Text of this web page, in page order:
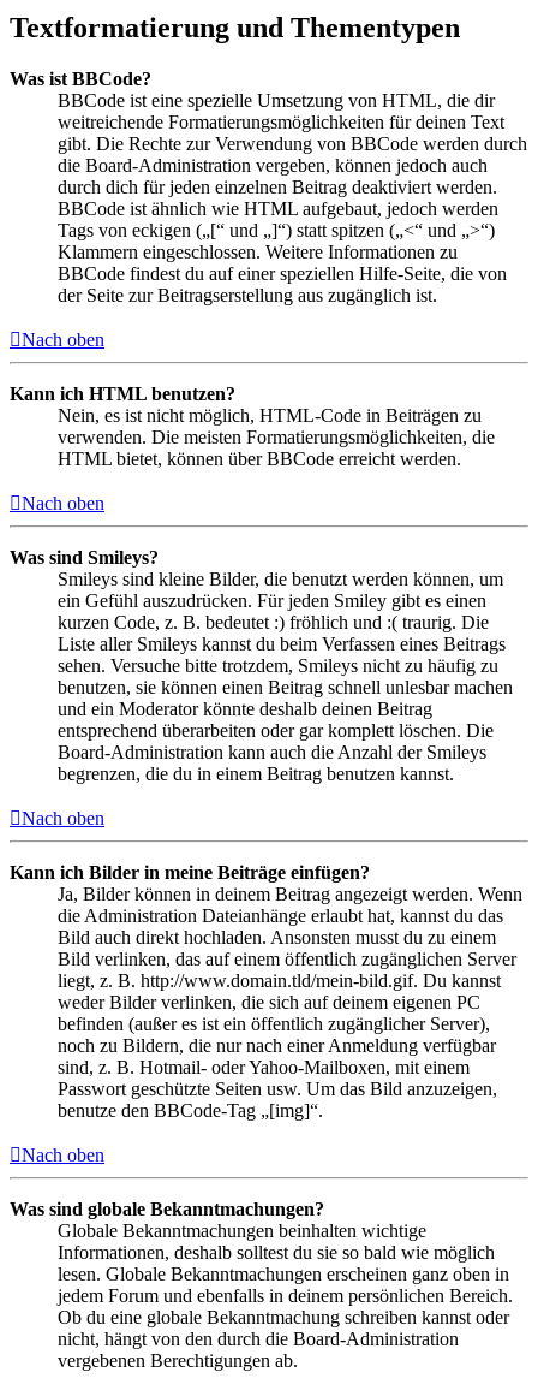
Textformatierung und Thementypen
Was ist BBCode?
BBCode ist eine spezielle Umsetzung von HTML, die dir
weitreichende Formatierungsmöglichkeiten für deinen Text
gibt. Die Rechte zur Verwendung von BBCode werden durch
die Board-Administration vergeben, können jedoch auch
durch dich für jeden einzelnen Beitrag deaktiviert werden.
BBCode ist ähnlich wie HTML aufgebaut, jedoch werden
Tags von eckigen („[“ und „]“) statt spitzen („<“ und „>“)
Klammern eingeschlossen. Weitere Informationen zu
BBCode findest du auf einer speziellen Hilfe-Seite, die von
der Seite zur Beitragserstellung aus zugänglich ist.
Nach oben
Kann ich HTML benutzen?
Nein, es ist nicht möglich, HTML-Code in Beiträgen zu
verwenden. Die meisten Formatierungsmöglichkeiten, die
HTML bietet, können über BBCode erreicht werden.
Nach oben
Was sind Smileys?
Smileys sind kleine Bilder, die benutzt werden können, um
ein Gefühl auszudrücken. Für jeden Smiley gibt es einen
kurzen Code, z. B. bedeutet :) fröhlich und :( traurig. Die
Liste aller Smileys kannst du beim Verfassen eines Beitrags
sehen. Versuche bitte trotzdem, Smileys nicht zu häufig zu
benutzen, sie können einen Beitrag schnell unlesbar machen
und ein Moderator könnte deshalb deinen Beitrag
entsprechend überarbeiten oder gar komplett löschen. Die
Board-Administration kann auch die Anzahl der Smileys
begrenzen, die du in einem Beitrag benutzen kannst.
Nach oben
Kann ich Bilder in meine Beiträge einfügen?
Ja, Bilder können in deinem Beitrag angezeigt werden. Wenn
die Administration Dateianhänge erlaubt hat, kannst du das
Bild auch direkt hochladen. Ansonsten musst du zu einem
Bild verlinken, das auf einem öffentlich zugänglichen Server
liegt, z. B. http://www.domain.tld/mein-bild.gif. Du kannst
weder Bilder verlinken, die sich auf deinem eigenen PC
befinden (außer es ist ein öffentlich zugänglicher Server),
noch zu Bildern, die nur nach einer Anmeldung verfügbar
sind, z. B. Hotmail- oder Yahoo-Mailboxen, mit einem
Passwort geschützte Seiten usw. Um das Bild anzuzeigen,
benutze den BBCode-Tag „[img]“.
Nach oben
Was sind globale Bekanntmachungen?
Globale Bekanntmachungen beinhalten wichtige
Informationen, deshalb solltest du sie so bald wie möglich
lesen. Globale Bekanntmachungen erscheinen ganz oben in
jedem Forum und ebenfalls in deinem persönlichen Bereich.
Ob du eine globale Bekanntmachung schreiben kannst oder
nicht, hängt von den durch die Board-Administration
vergebenen Berechtigungen ab.